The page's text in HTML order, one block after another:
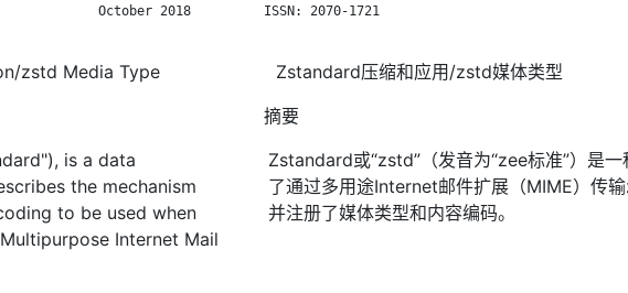
October 2018
ISSN: 2070-1721
zstd Media Type
Zstandard压缩和应用/zstd媒体类型
摘要
is a data
the mechanism
to be used when
Internet Mail
Zstandard或“zstd”（发音为“zee标准”）是
了通过多用途Internet邮件扩展（MIME）传
并注册了媒体类型和内容编码。